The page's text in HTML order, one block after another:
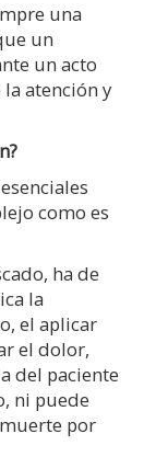
una
un
un acto
atención y
como es
ha de
la
el aplicar
el dolor,
del paciente
ni puede
por